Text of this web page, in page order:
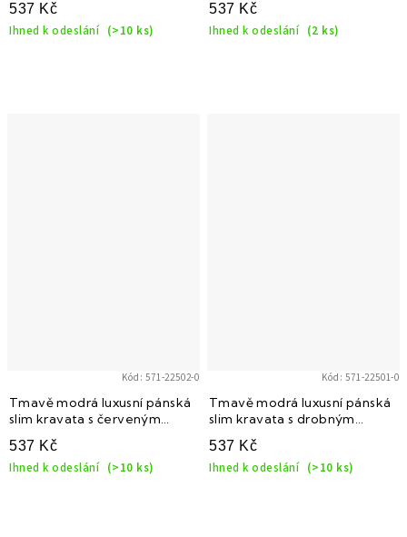
537 Kč
Ihned k odeslání (>10 ks)
537 Kč
Ihned k odeslání (2 ks)
Tmavě modrá luxusní pánská
slim kravata s červeným
vzorkem
537 Kč
Ihned k odeslání (>10 ks)
Kód:571-22502-0
Tmavě modrá luxusní pánská
slim kravata s drobným
vzorem
537 Kč
Ihned k odeslání (>10 ks)
Kód:571-22501-0